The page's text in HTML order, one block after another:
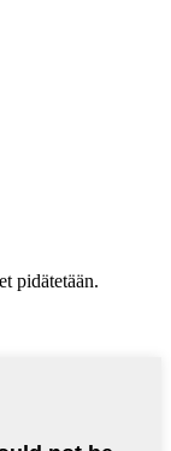
pidätetään.